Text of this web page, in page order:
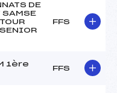
DE
SAMSE
FFS
1ère
FFS